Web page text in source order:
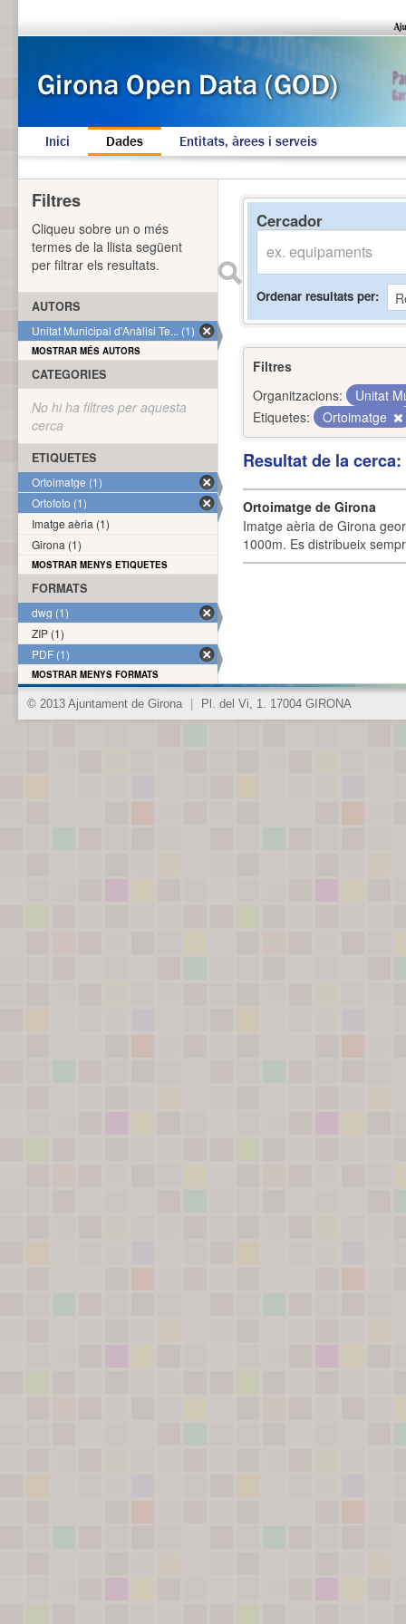
Inici Dades Entitats, àrees i serveis
Cercador
Ordenar resultats per
Filtres
Organitzacions:
Unitat
Etiquetes:
Ortoimatge
Resultat de la
Ortoimatge de Girona
Imatge aèria de Girona
1000m. Es distribueix
Filtres
Cliqueu sobre un o més
termes de la llista següent
per filtrar els resultats.
AUTORS
Unitat Municipal d'Anàlisi Te... (1)
MOSTRAR MÉS AUTORS
CATEGORIES
No hi ha filtres per aquesta
cerca
ETIQUETES
Ortoimatge (1)
Ortofoto (1)
Imatge aèria (1)
Girona (1)
MOSTRAR MENYS ETIQUETES
FORMATS
dwg (1)
ZIP (1)
PDF (1)
MOSTRAR MENYS FORMATS
© 2013 Ajuntament de Girona Pl. del Vi, 1. 17004 GIRONA